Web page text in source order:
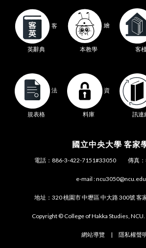
客
英辭典
繪
本教學 客
法
規表格
資
料庫 訊連
國立中央大學 客家
電話：886-3-422-7151#33050 傳真
e-mail :
地址：320 桃園市 中壢區 中大路 300號 客
Copyright © College of Hakka Studies, NCU.
網站導覽 | 隱私權聲